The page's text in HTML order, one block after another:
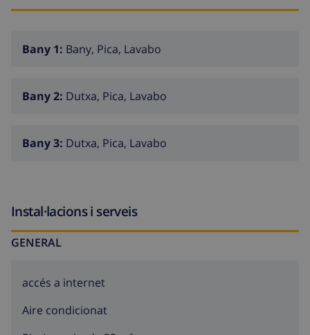
Bany 1: Bany, Pica, Lavabo
Bany 2: Dutxa, Pica, Lavabo
Bany 3: Dutxa, Pica, Lavabo
Instal·lacions i serveis
GENERAL
accés a internet
Aire condicionat